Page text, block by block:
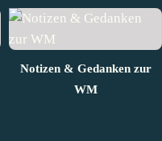
Notizen & Gedanken zur
WM